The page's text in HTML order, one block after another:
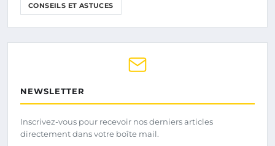
CONSEILS ET ASTUCES
NEWSLETTER
Inscrivez-vous pour recevoir nos derniers articles
directement dans votre boîte mail.